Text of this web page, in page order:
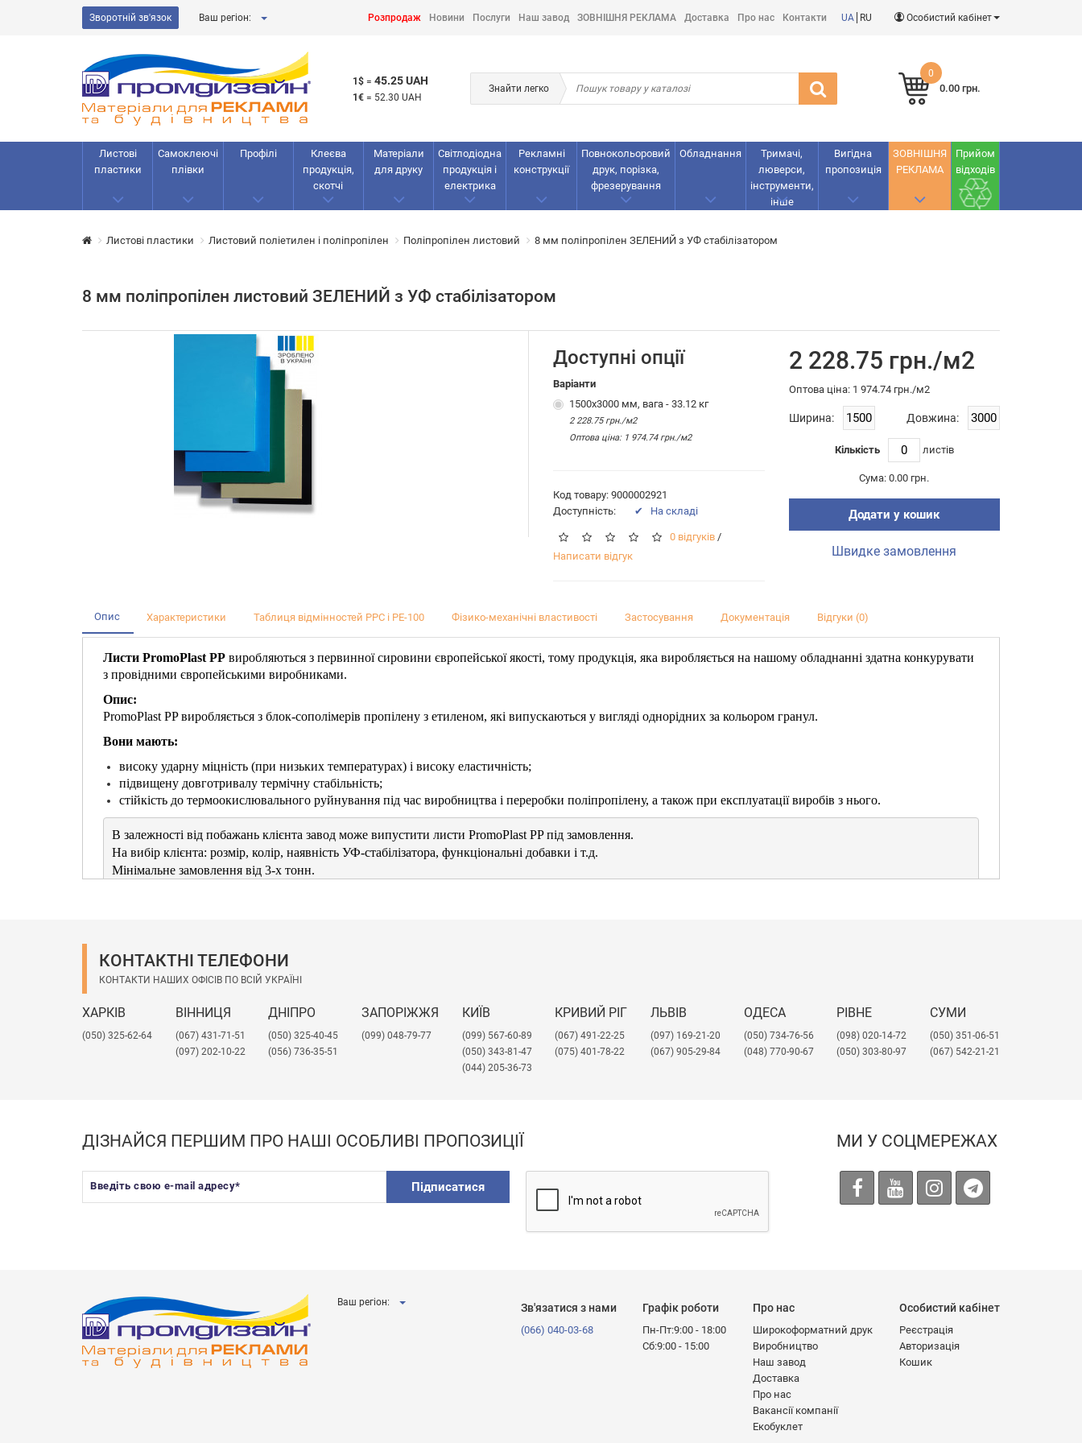
Зворотній зв'язок Ваш регіон: Розпродаж Новини Послуги Наш завод ЗОВНІШНЯ РЕКЛАМА Доставка Про нас Контакти UA RU Особистий кабінет
1$ = 45.25 UAH
1€ = 52.30 UAH
Знайти легко
0
0.00 грн.
Листові
пластики
Самоклеючі
плівки
Профілі
Клеєва
продукція,
скотчі
Матеріали
для друку
Світлодіодна
продукція і
електрика
Рекламнi
конструкції
Повнокольоровий
друк, порізка,
фрезерування
Обладнання
Тримачі,
люверси,
інструменти,
інше
Вигідна
пропозиція
ЗОВНІШНЯ
РЕКЛАМА
Прийом
відходів
Листові пластики Листовий поліетилен і поліпропілен Поліпропілен листовий 8 мм поліпропілен ЗЕЛЕНИЙ з УФ стабілізатором
8 мм поліпропілен листовий ЗЕЛЕНИЙ з УФ стабілізатором
Доступні опції
Варіанти
1500х3000 мм, вага - 33.12 кг
2 228.75 грн./м2
Оптова цiна: 1 974.74 грн./м2
Код товару: 9000002921
Доступність:
✔ На складі
0 відгуків /
Написати відгук
2 228.75 грн./м2
Оптова цiна: 1 974.74 грн./м2
Ширина: Довжина:
Кількість листiв
Сума: 0.00 грн.
Додати у кошик
Швидке замовлення
Опис Характеристики Таблиця відмінностей PPC і PE-100 Фізико-механічні властивості Застосування Документація Відгуки (0)
Листи PromoPlast PP виробляються з первинної сировини європейської якості, тому продукція, яка виробляється на нашому обладнанні здатна конкурувати
з провідними європейськими виробниками.
Опис:
PromoPlast PP виробляється з блок-сополімерів пропілену з етиленом, які випускаються у вигляді однорідних за кольором гранул.
Вони мають:
високу ударну міцність (при низьких температурах) і високу еластичність;
підвищену довготривалу термічну стабільність;
стійкість до термоокислювального руйнування під час виробництва і переробки поліпропілену, а також при експлуатації виробів з нього.
В залежності від побажань клієнта завод може випустити листи PromoPlast PP під замовлення.
На вибір клієнта: розмір, колір, наявність УФ-стабілізатора, функціональні добавки і т.д.
Мінімальне замовлення від 3-х тонн.
КОНТАКТНІ ТЕЛЕФОНИ
КОНТАКТИ НАШИХ ОФІСІВ ПО ВСІЙ УКРАЇНІ
ХАРКІВ
(050) 325-62-64
ВІННИЦЯ
(067) 431-71-51
(097) 202-10-22
ДНІПРО
(050) 325-40-45
(056) 736-35-51
ЗАПОРІЖЖЯ
(099) 048-79-77
КИЇВ
(099) 567-60-89
(050) 343-81-47
(044) 205-36-73
КРИВИЙ РІГ
(067) 491-22-25
(075) 401-78-22
ЛЬВІВ
​(097) 169-21-20
(067) 905-29-84
ОДЕСА
(050) 734-76-56
(048) 770-90-67
РІВНЕ
(098) 020-14-72
(050) 303-80-97
СУМИ
(050) 351-06-51
(067) 542-21-21
ДІЗНАЙСЯ ПЕРШИМ ПРО НАШІ ОСОБЛИВІ ПРОПОЗИЦІЇ
Введіть свою e-mail адресу* Підписатися
МИ У СОЦМЕРЕЖАХ
Ваш регіон: Зв'язатися з нами
(066) 040-03-68
Графік роботи
Пн-Пт:9:00 - 18:00
Сб:9:00 - 15:00
Про нас
Широкоформатний друк
Виробництво
Наш завод
Доставка
Про нас
Вакансії компанії
Екобуклет
Особистий кабінет
Реєстрація
Авторизація
Кошик